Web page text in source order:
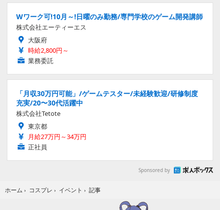
Wワーク可!10月～!日曜のみ勤務/専門学校のゲーム開発講師
株式会社エーティーエス
大阪府
時給2,800円～
業務委託
「月収30万円可能」/ゲームテスター/未経験歓迎/研修制度
充実/20〜30代活躍中
株式会社Tetote
東京都
月給27万円～34万円
正社員
Sponsored by
ホーム › コスプレ › イベント › 記事